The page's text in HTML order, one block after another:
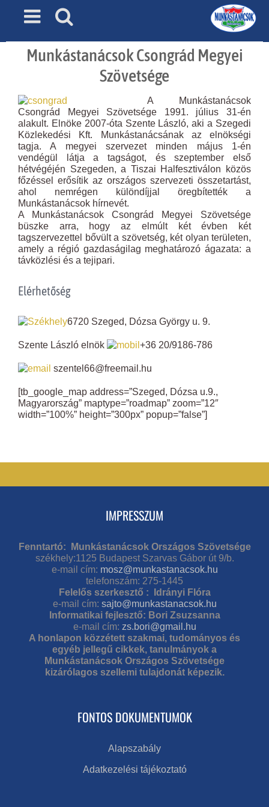
Munkástanácsok Csongrád Megyei
Szövetsége
A Munkástanácsok
Csongrád Megyei Szövetsége 1991. július 31-én
alakult. Elnöke 2007-óta Szente László, aki a Szegedi
Közlekedési Kft. Munkástanácsának az elnökségi
tagja. A megyei szervezet minden május 1-én
vendégül látja a tagságot, és szeptember első
hétvégéjén Szegeden, a Tiszai Halfesztiválon közös
főzéssel erősítik az országos szervezeti összetartást,
ahol nemrégen különdíjjal öregbítették a
Munkástanácsok hírnevét.
A Munkástanácsok Csongrád Megyei Szövetsége
büszke arra, hogy az elmúlt két évben két
tagszervezettel bővült a szövetség, két olyan területen,
amely a régió gazdaságilag meghatározó ágazata: a
távközlési és a tejipari.
Elérhetőség
6720 Szeged, Dózsa György u. 9.
Szente László elnök +36 20/9186-786
szentel66@freemail.hu
[tb_google_map address=”Szeged, Dózsa u.9.,
Magyarország” maptype=”roadmap” zoom=”12″
width=”100%” height=”300px” popup=”false”]
IMPRESSZUM
Fenntartó: Munkástanácsok Országos Szövetsége
székhely:1125 Budapest Szarvas Gábor út 9/b.
e-mail cím: mosz@munkastanacsok.hu
telefonszám: 275-1445
Felelős szerkesztő : Idrányi Flóra
e-mail cím: sajto@munkastanacsok.hu
Informatikai fejlesztő: Bori Zsuzsanna
e-mail cím: zs.bori@gmail.hu
A honlapon közzétett szakmai, tudományos és
egyéb jellegű cikkek, tanulmányok a
Munkástanácsok Országos Szövetsége
kizárólagos szellemi tulajdonát képezik.
FONTOS DOKUMENTUMOK
Alapszabály
Adatkezelési tájékoztató